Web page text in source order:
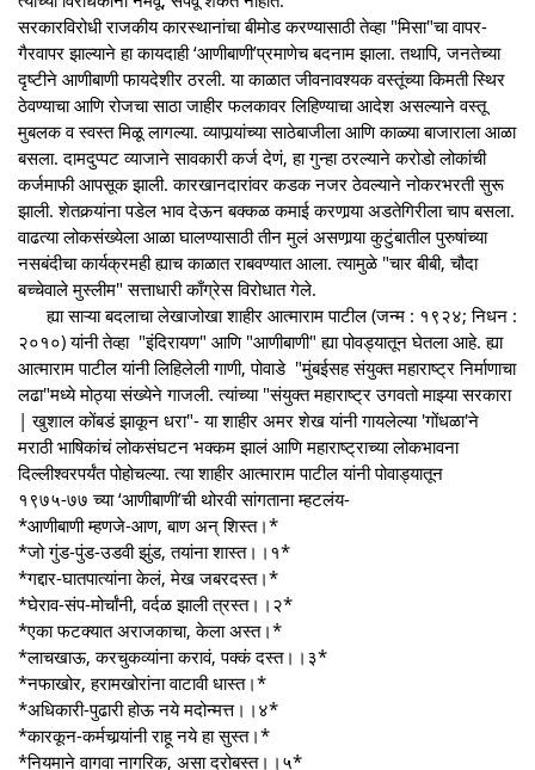
सरकारविरोधी राजकीय कारस्थानांचा बीमोड करण्यासाठी तेव्हा "मिसा"चा वापर-
गैरवापर झाल्याने हा कायदाही ‘आणीबाणी’प्रमाणेच बदनाम झाला. तथापि, जनतेच्या
दृष्टीने आणीबाणी फायदेशीर ठरली. या काळात जीवनावश्यक वस्तूंच्या किमती स्थिर
ठेवण्याचा आणि रोजचा साठा जाहीर फलकावर लिहिण्याचा आदेश असल्याने वस्तू
मुबलक व स्वस्त मिळू लागल्या. व्यापार्‍यांच्या साठेबाजीला आणि काळ्या बाजाराला आळा
बसला. दामदुप्पट व्याजाने सावकारी कर्ज देणं, हा गुन्हा ठरल्याने करोडो लोकांची
कर्जमाफी आपसूक झाली. कारखानदारांवर कडक नजर ठेवल्याने नोकरभरती सुरू
झाली. शेतकर्‍यांना पडेल भाव देऊन बक्कळ कमाई करणार्‍या अडतेगिरीला चाप बसला.
वाढत्या लोकसंख्येला आळा घालण्यासाठी तीन मुलं असणार्‍या कुटुंबातील पुरुषांच्या
नसबंदीचा कार्यक्रमही ह्याच काळात राबवण्यात आला. त्यामुळे "चार बीबी, चौदा
बच्चेवाले मुस्लीम" सत्ताधारी काँग्रेस विरोधात गेले.
ह्या साऱ्या बदलाचा लेखाजोखा शाहीर आत्माराम पाटील (जन्म : १९२४; निधन :
२०१०) यांनी तेव्हा "इंदिरायण" आणि "आणीबाणी" ह्या पोवड्यातून घेतला आहे. ह्या
आत्माराम पाटील यांनी लिहिलेली गाणी, पोवाडे "मुंबईसह संयुक्त महाराष्ट्र निर्माणाचा
लढा"मध्ये मोठ्या संख्येने गाजली. त्यांच्या "संयुक्त महाराष्ट्र उगवतो माझ्या सरकारा
| खुशाल कोंबडं झाकून धरा"- या शाहीर अमर शेख यांनी गायलेल्या 'गोंधळा'ने
मराठी भाषिकांचं लोकसंघटन भक्कम झालं आणि महाराष्ट्राच्या लोकभावना
दिल्लीश्वरपर्यंत पोहोचल्या. त्या शाहीर आत्माराम पाटील यांनी पोवाड्यातून
१९७५-७७ च्या ‘आणीबाणी’ची थोरवी सांगताना म्हटलंय-
*आणीबाणी म्हणजे-आण, बाण अन् शिस्त।*
*जो गुंड-पुंड-उडवी झुंड, तयांना शास्त।।१*
*गद्दार-घातपात्यांना केलं, मेख जबरदस्त।*
*घेराव-संप-मोर्चांनी, वर्दळ झाली त्रस्त।।२*
*एका फटक्यात अराजकाचा, केला अस्त।*
*लाचखाऊ, करचुकव्यांना करावं, पक्कं दस्त।।३*
*नफाखोर, हरामखोरांना वाटावी धास्त।*
*अधिकारी-पुढारी होऊ नये मदोन्मत्त।।४*
*कारकून-कर्मचार्‍यांनी राहू नये हा सुस्त।*
*नियमाने वागवा नागरिक, असा दरोबस्त।।५*